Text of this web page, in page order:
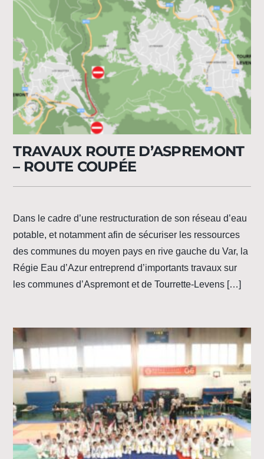
TRAVAUX ROUTE D’ASPREMONT
– ROUTE COUPÉE
Dans le cadre d’une restructuration de son réseau d’eau
potable, et notamment afin de sécuriser les ressources
des communes du moyen pays en rive gauche du Var, la
Régie Eau d’Azur entreprend d’importants travaux sur
les communes d’Aspremont et de Tourrette-Levens […]